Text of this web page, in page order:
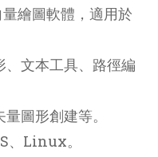
繪圖軟體，適用於
文本工具、路徑編
圖形創建等。
、Linux。